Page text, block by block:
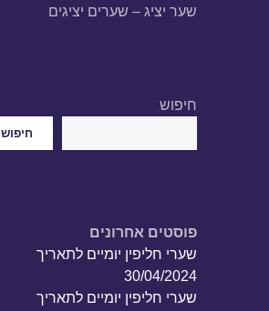
שער יציג – שערים יציגים
חיפוש
חיפוש
פוסטים אחרונים
שערי חליפין יומיים לתאריך
30/04/2024
שערי חליפין יומיים לתאריך